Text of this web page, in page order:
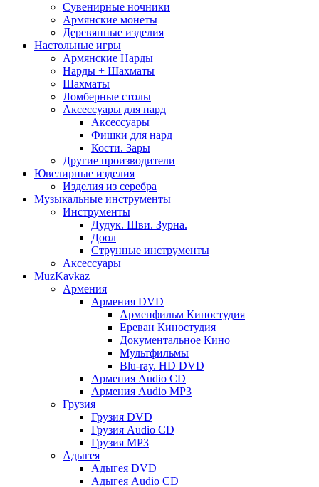
Сувенирные ночники
Армянские монеты
Деревянные изделия
Настольные игры
Армянские Нарды
Нарды + Шахматы
Шахматы
Ломберные столы
Аксессуары для нард
Аксессуары
Фишки для нард
Кости. Зары
Другие производители
Ювелирные изделия
Изделия из серебра
Музыкальные инструменты
Инструменты
Дудук. Шви. Зурна.
Доол
Струнные инструменты
Аксессуары
MuzKavkaz
Армения
Армения DVD
Арменфильм Киностудия
Ереван Киностудия
Документальное Кино
Мультфильмы
Blu-ray. HD DVD
Армения Audio CD
Армения Audio MP3
Грузия
Грузия DVD
Грузия Audio CD
Грузия MP3
Адыгея
Адыгея DVD
Адыгея Audio CD